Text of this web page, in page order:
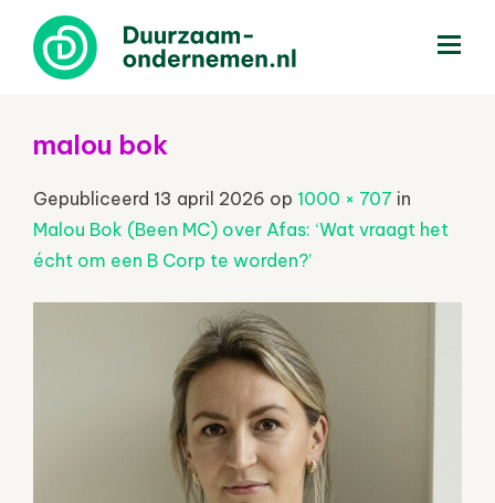
malou bok
Gepubliceerd 13 april 2026 op 1000 × 707 in
Malou Bok (Been MC) over Afas: ‘Wat vraagt het
écht om een B Corp te worden?’